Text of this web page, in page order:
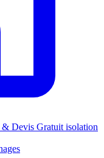
& Devis Gratuit isolation